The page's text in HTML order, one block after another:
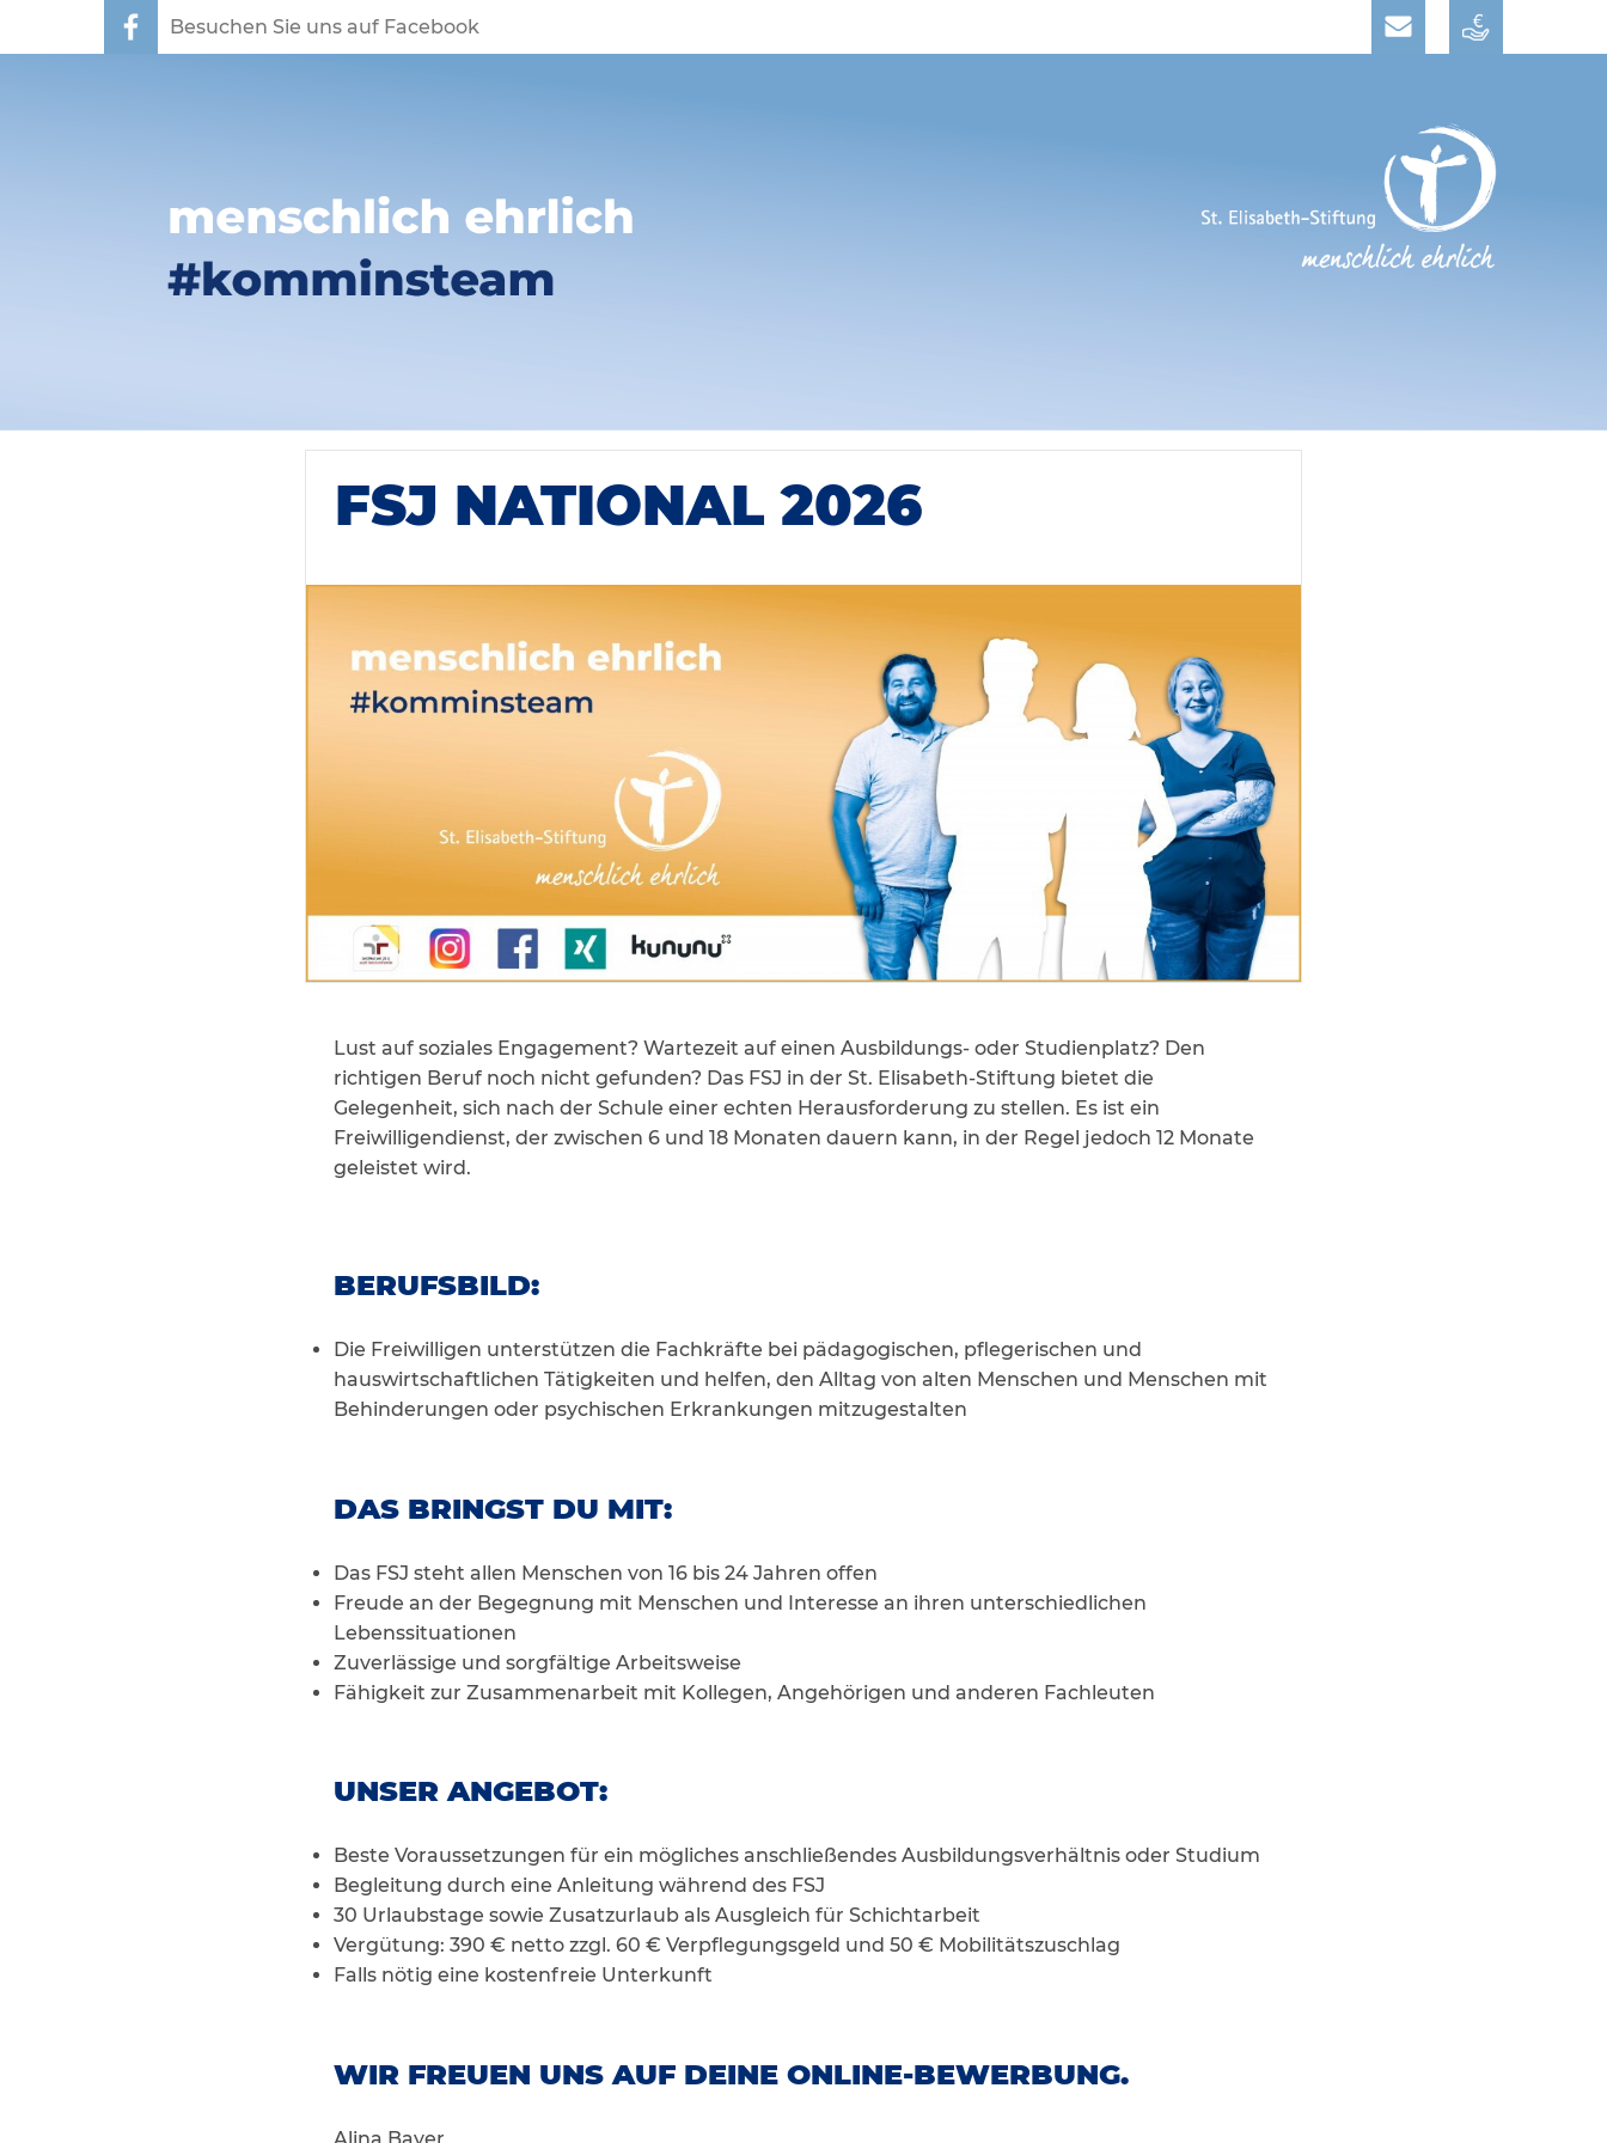
Besuchen Sie uns auf Facebook
FSJ NATIONAL 2026
Lust auf soziales Engagement? Wartezeit auf einen Ausbildungs- oder Studienplatz? Den
richtigen Beruf noch nicht gefunden? Das FSJ in der St. Elisabeth-Stiftung bietet die
Gelegenheit, sich nach der Schule einer echten Herausforderung zu stellen. Es ist ein
Freiwilligendienst, der zwischen 6 und 18 Monaten dauern kann, in der Regel jedoch 12 Monate
geleistet wird.
BERUFSBILD:
Die Freiwilligen unterstützen die Fachkräfte bei pädagogischen, pflegerischen und
hauswirtschaftlichen Tätigkeiten und helfen, den Alltag von alten Menschen und Menschen mit
Behinderungen oder psychischen Erkrankungen mitzugestalten
DAS BRINGST DU MIT:
Das FSJ steht allen Menschen von 16 bis 24 Jahren offen
Freude an der Begegnung mit Menschen und Interesse an ihren unterschiedlichen
Lebenssituationen
Zuverlässige und sorgfältige Arbeitsweise
Fähigkeit zur Zusammenarbeit mit Kollegen, Angehörigen und anderen Fachleuten
UNSER ANGEBOT:
Beste Voraussetzungen für ein mögliches anschließendes Ausbildungsverhältnis oder Studium
Begleitung durch eine Anleitung während des FSJ
30 Urlaubstage sowie Zusatzurlaub als Ausgleich für Schichtarbeit
Vergütung: 390 € netto zzgl. 60 € Verpflegungsgeld und 50 € Mobilitätszuschlag
Falls nötig eine kostenfreie Unterkunft
WIR FREUEN UNS AUF DEINE ONLINE-BEWERBUNG.